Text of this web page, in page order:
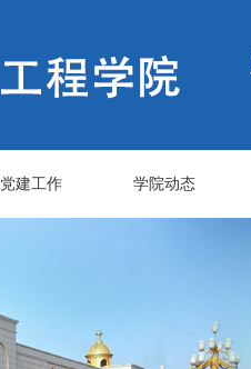
党建工作 学院动态